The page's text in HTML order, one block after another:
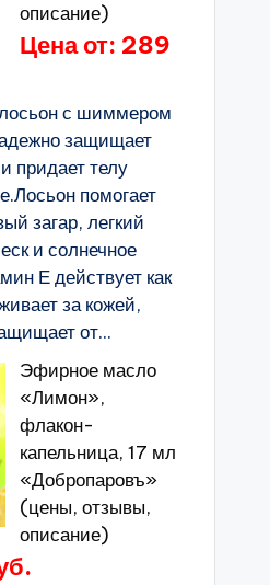
описание)
Цена от: 289
с шиммером
защищает
придает телу
помогает
загар, легкий
и солнечное
Е действует как
за кожей,
от...
Эфирное масло
«Лимон»,
флакон-
капельница, 17 мл
«Добропаровъ»
(цены, отзывы,
описание)